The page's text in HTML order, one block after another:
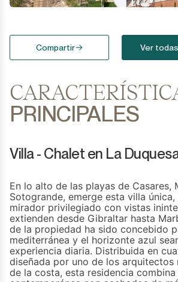
Compartir Ver
PRINCIPALES
Villa - Chalet en La
En lo alto de las playas de Casares,
Sotogrande, emerge esta villa
mirador privilegiado con vistas
extienden desde Gibraltar hasta
de la propiedad ha sido concebido
mediterránea y el horizonte azul
experiencia diaria. Distribuida en
diseñada por uno de los arquitectos
de la costa, esta residencia